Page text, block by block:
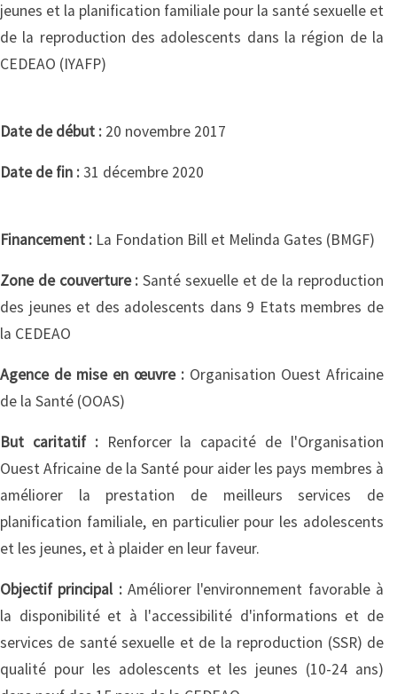
jeunes et la planification familiale pour la santé sexuelle et
de la reproduction des adolescents dans la région de la
CEDEAO (IYAFP)
Date de début : 20 novembre 2017
Date de fin :31 décembre 2020
Financement : La Fondation Bill et Melinda Gates (BMGF)
Zone de couverture : Santé sexuelle et de la reproduction
des jeunes et des adolescents dans 9 Etats membres de
la CEDEAO
Agence de mise en œuvre : Organisation Ouest Africaine
de la Santé (OOAS)
But caritatif :Renforcer la capacité de l'Organisation
Ouest Africaine de la Santé pour aider les pays membres à
améliorer la prestation de meilleurs services de
planification familiale, en particulier pour les adolescents
et les jeunes, et à plaider en leur faveur.
Objectif principal :Améliorer l'environnement favorable à
la disponibilité et à l'accessibilité d'informations et de
services de santé sexuelle et de la reproduction (SSR) de
qualité pour les adolescents et les jeunes (10-24 ans)